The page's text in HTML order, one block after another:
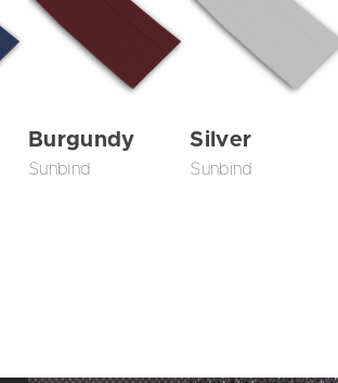
Burgundy
Sunbind
Silver
Sunbind